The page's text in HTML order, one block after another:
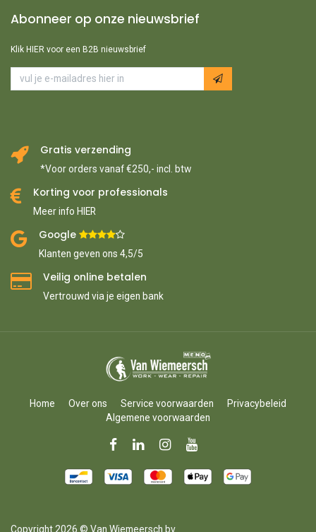
Abonneer op onze nieuwsbrief
Klik HIER voor een B2B nieuwsbrief
Gratis verzending
*Voor orders vanaf €250,- incl. btw
Korting voor professionals
Meer info HIER
Google ​
Klanten geven ons 4,5/5
Veilig online betalen
Vertrouwd via je eigen bank
Home Over ons Service voorwaarden
Privacybeleid
Algemene voorwaarden
Copyright 2026 © Van Wiemeersch bv